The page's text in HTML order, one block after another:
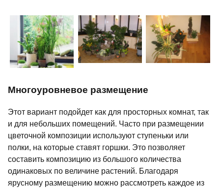
Многоуровневое размещение
Этот вариант подойдет как для просторных комнат, так
и для небольших помещений. Часто при размещении
цветочной композиции используют ступеньки или
полки, на которые ставят горшки. Это позволяет
составить композицию из большого количества
одинаковых по величине растений. Благодаря
ярусному размещению можно рассмотреть каждое из